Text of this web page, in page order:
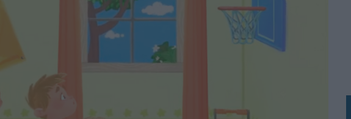
ECLIPSE DE 2026 PONDRÁ A PRUEBA LA CREATIVIDAD DE LAS MARCAS
MÁLAGA CF
ESPAÑOLAS NO INTEGRAN LA INFANCIA EN SU ESTRATEGIA
EL CONSUMO DE MEDIOS EN VERANO Y SUPERA AL MÓVIL COMO DISPOSITIVO MÁS UTILIZADO
YA AL 62% DE LOS ESPAÑOLES
BASTONI COMO NUEVA DIRECTORA COMERCIAL GLOBAL